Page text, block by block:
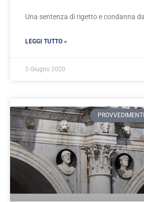
Una sentenza di rigetto e condanna
LEGGI TUTTO »
5 Giugno 2020